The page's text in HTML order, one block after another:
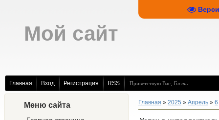
Мой сайт
Главная Вход Регистрация RSS Приветствую Вас Гость
Меню сайта Главная » 2025 » Апрель » 6